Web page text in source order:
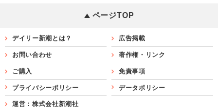
ページTOP
デイリー新潮とは？ 広告掲載
お問い合わせ 著作権・リンク
ご購入 免責事項
プライバシーポリシー データポリシー
運営：株式会社新潮社